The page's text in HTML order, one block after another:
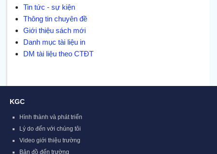
Tin tức - sự kiện
Thông tin chuyên đề
Giới thiệu sách mới
Danh mục tài liệu in
DM tài liệu theo CTĐT
KGC
Hình thành và phát triển
Lý do đến với chúng tôi
Video giới thiệu trường
Bản đồ đến trường